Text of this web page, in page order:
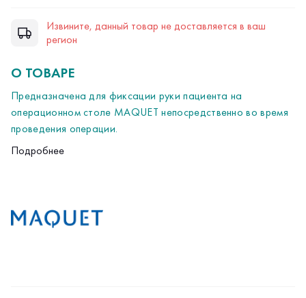
Извините, данный товар не доставляется в ваш
регион
О ТОВАРЕ
Предназначена для фиксации руки пациента на
операционном столе MAQUET непосредственно во время
проведения операции.
Длина 500 мм.
Подробнее